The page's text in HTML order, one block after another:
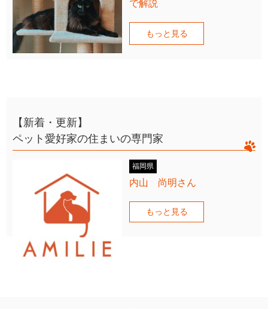
で解説
もっと見る
【新着・更新】
ペット愛好家の住まいの専門家
福岡県
内山 尚明さん
もっと見る